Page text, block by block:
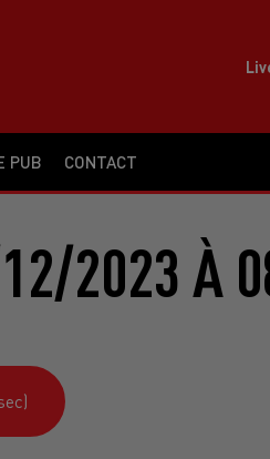
PUB CONTACT
2023 À